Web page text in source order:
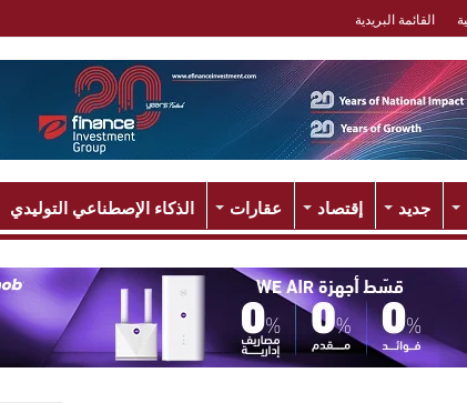
القائمة البريدية
جديد إقتصاد عقارات الذكاء الإصطناعي التوليدي